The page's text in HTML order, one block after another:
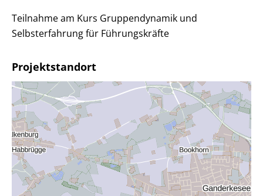
Teilnahme am Kurs Gruppendynamik und
Selbsterfahrung für Führungskräfte
Projektstandort